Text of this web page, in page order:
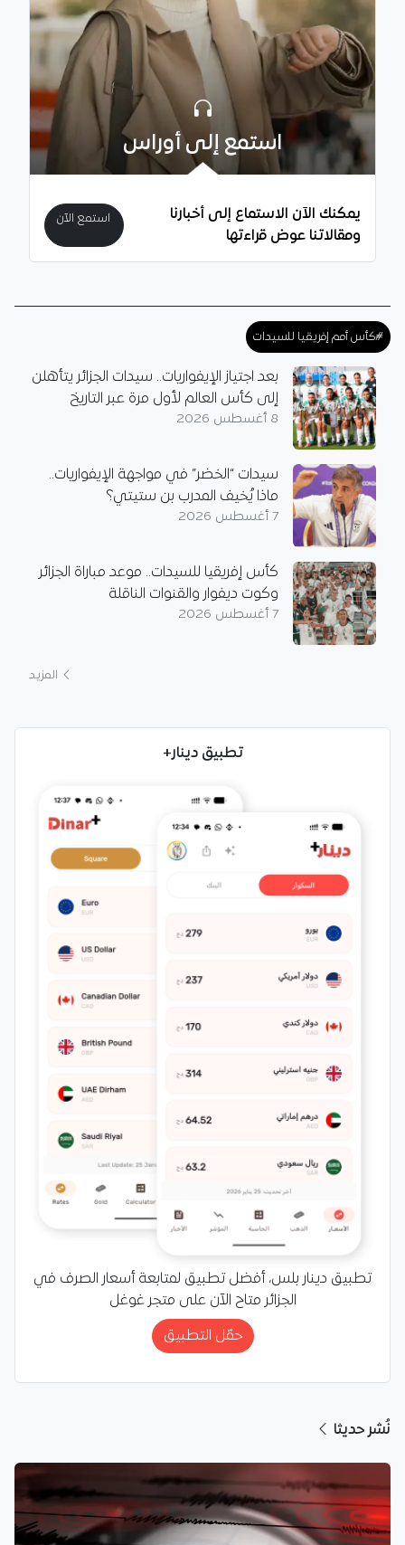
استمع إلى أوراس
يمكنك الآن الاستماع إلى أخبارنا
ومقالاتنا عوض قراءتها
استمع الآن
#كأس أمم إفريقيا للسيدات
بعد اجتياز الإيفواريات.. سيدات الجزائر يتأهلن
إلى كأس العالم لأول مرة عبر التاريخ
8 أغسطس 2026
سيدات “الخضر” في مواجهة الإيفواريات..
ماذا يُخيف المدرب بن ستيتي؟
7 أغسطس 2026
كأس إفريقيا للسيدات.. موعد مباراة الجزائر
وكوت ديفوار والقنوات الناقلة
7 أغسطس 2026
المزيد
تطبيق دينار+
تطبيق دينار بلس، أفضل تطبيق لمتابعة أسعار الصرف في
الجزائر متاح الآن على متجر غوغل
حمّل التطبيق
نُشر حديثا